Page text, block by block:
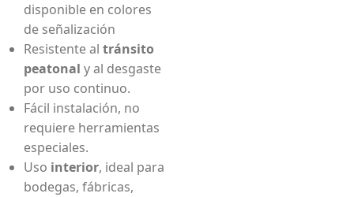
disponible en colores
de señalización
Resistente al tránsito
peatonal y al desgaste
por uso continuo.
Fácil instalación, no
requiere herramientas
especiales.
Uso interior, ideal para
bodegas, fábricas,